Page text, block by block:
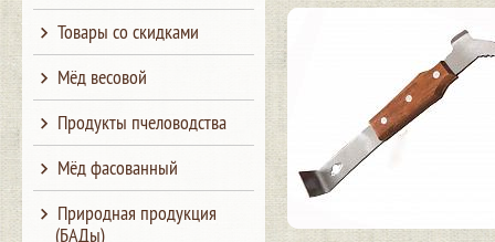
Товары со скидками
Мёд весовой
Продукты пчеловодства
Мёд фасованный
Природная продукция
(БАДы)